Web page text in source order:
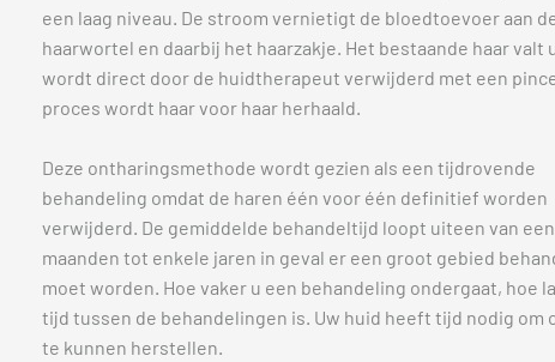
een laag niveau. De stroom vernietigt de bloedtoevoer aan
haarwortel en daarbij het haarzakje. Het bestaande haar valt
wordt direct door de huidtherapeut verwijderd met een
proces wordt haar voor haar herhaald.
Deze ontharingsmethode wordt gezien als een tijdrovende
behandeling omdat de haren één voor één definitief worden
verwijderd. De gemiddelde behandeltijd loopt uiteen van
maanden tot enkele jaren in geval er een groot gebied
moet worden. Hoe vaker u een behandeling ondergaat, hoe
tijd tussen de behandelingen is. Uw huid heeft tijd nodig om
te kunnen herstellen.